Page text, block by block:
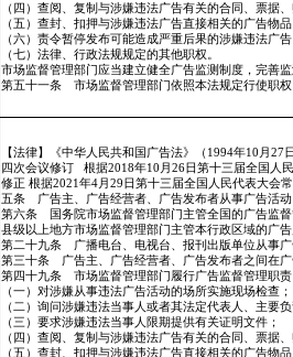
（四）查阅、复制与涉嫌违法广告有关的合同、票据
（五）查封、扣押与涉嫌违法广告直接相关的广告物
（六）责令暂停发布可能造成严重后果的涉嫌违法广
（七）法律、行政法规规定的其他职权。
市场监督管理部门应当建立健全广告监测制度，完善
第五十一条 市场监督管理部门依照本法规定行使职
【法律】《中华人民共和国广告法》（1994年10月
四次会议修订
根据2018年10月26日第十三届全国人
修正 根据2021年4月29日第十三届全国人民代表大会
五条 广告主、广告经营者、广告发布者从事广告活
第六条 国务院市场监督管理部门主管全国的广告监
县级以上地方市场监督管理部门主管本行政区域的广
第二十九条 广播电台、电视台、报刊出版单位从事
第三十条 广告主、广告经营者、广告发布者之间在
第四十九条 市场监督管理部门履行广告监督管理职
（一）对涉嫌从事违法广告活动的场所实施现场检查；
（二）询问涉嫌违法当事人或者其法定代表人、主要
（三）要求涉嫌违法当事人限期提供有关证明文件；
（四）查阅、复制与涉嫌违法广告有关的合同、票据
（五）查封、扣押与涉嫌违法广告直接相关的广告物